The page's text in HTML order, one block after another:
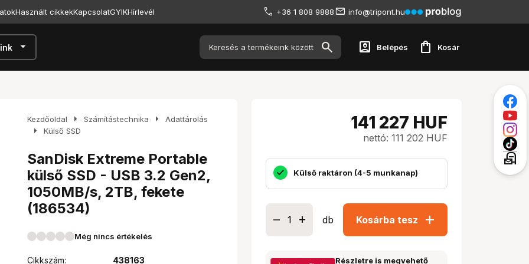
Használt cikkekKapcsolatGYIKHírlevél +36 1 808 9888 info@tripont.hu
arrow_drop_down account_box Belépés shopping_bag Kosár
Kezdőoldal arrow_right Számítástechnika arrow_right Adattárolás
arrow_right Külső SSD
SanDisk Extreme Portable
külső SSD - USB 3.2 Gen2,
1050MB/s, 2TB, fekete
(186534)
Még nincs értékelés
Cikkszám:
438163
141 227 HUF
nettó: 111 202 HUF
Külső raktáron (4-5 munkanap)
db Kosárba tesz add
Részletre is megvehető
local_post_office